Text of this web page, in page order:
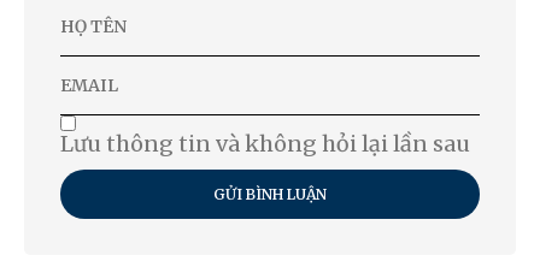
Lưu thông tin và không hỏi lại lần sau
GỬI BÌNH LUẬN